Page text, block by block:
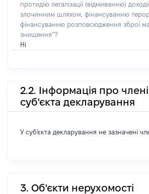
протидію легалізації (відмиванню)
злочинним шляхом, фінансуванню
фінансуванню розповсюдження зброї
знищення”?
Ні
2.2. Інформація про
суб'єкта декларування
У суб'єкта декларування не зазначені
3. Об'єкти нерухомості